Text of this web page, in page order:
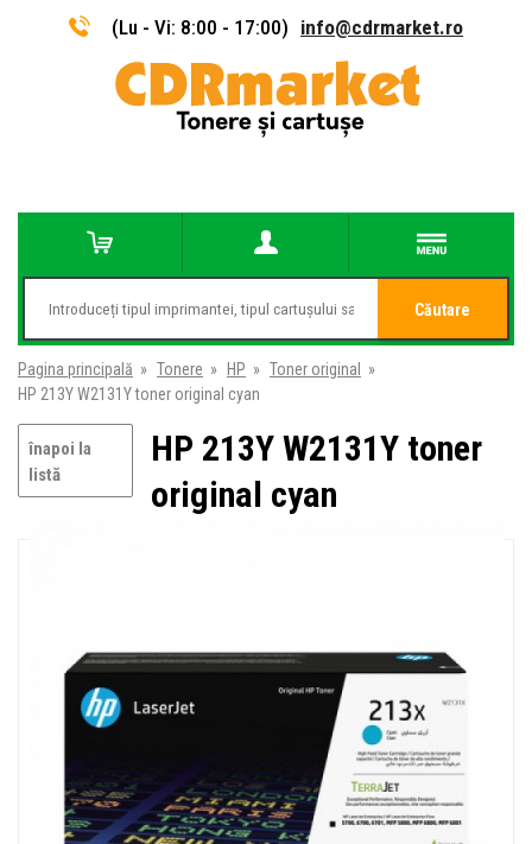
(Lu - Vi: 8:00 - 17:00) info@cdrmarket.ro
Căutare
Pagina principală » Tonere » HP » Toner original
»
HP 213Y W2131Y toner original cyan
înapoi la
listă
HP 213Y W2131Y toner
original cyan